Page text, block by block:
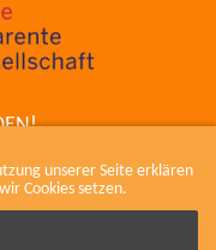
unserer Seite erklären
Cookies setzen.